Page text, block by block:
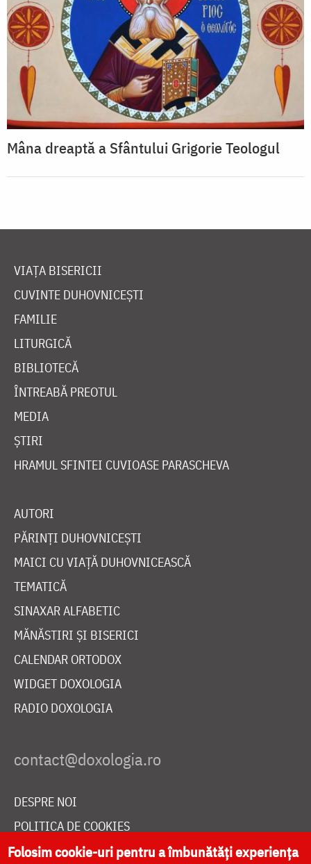
Mâna dreaptă a Sfântului Grigorie Teologul
VIAȚA BISERICII
CUVINTE DUHOVNICEȘTI
FAMILIE
LITURGICĂ
BIBLIOTECĂ
ÎNTREABĂ PREOTUL
MEDIA
ȘTIRI
HRAMUL SFINTEI CUVIOASE PARASCHEVA
AUTORI
PĂRINȚI DUHOVNICEȘTI
MAICI CU VIAȚĂ DUHOVNICEASCĂ
TEMATICĂ
SINAXAR ALFABETIC
MĂNĂSTIRI ȘI BISERICI
CALENDAR ORTODOX
WIDGET DOXOLOGIA
RADIO DOXOLOGIA
DESPRE NOI
POLITICA DE COOKIES
DONEAZĂ ONLINE PENTRU CATEDRALA NAȚIONALĂ
Folosim cookie-uri pentru a îmbunătăți experiența